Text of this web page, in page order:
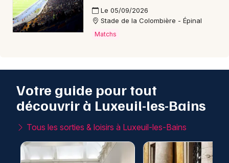
Le 05/09/2026
Stade de la Colombière - Épinal
Matchs
Votre guide pour tout
découvrir à Luxeuil-les-Bains
Tous les sorties & loisirs à Luxeuil-les-Bains